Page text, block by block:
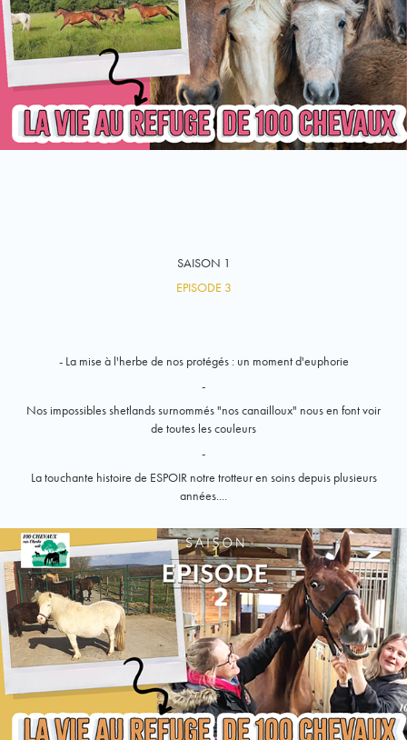
SAISON 1
EPISODE 3
- La mise à l'herbe de nos protégés : un moment d'euphorie
-
Nos impossibles shetlands surnommés "nos canailloux" nous en font voir
de toutes les couleurs
-
La touchante histoire de ESPOIR notre trotteur en soins depuis plusieurs
années....